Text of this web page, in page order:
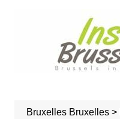
Bruxelles Bruxelles>